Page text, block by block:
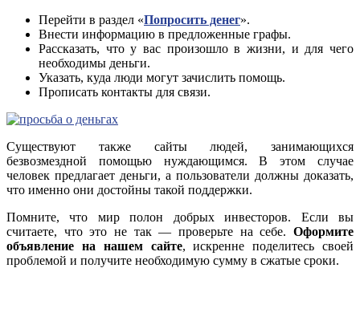
Перейти в раздел «Попросить денег».
Внести информацию в предложенные графы.
Рассказать, что у вас произошло в жизни, и для чего
необходимы деньги.
Указать, куда люди могут зачислить помощь.
Прописать контакты для связи.
Существуют также сайты людей, занимающихся
безвозмездной помощью нуждающимся. В этом случае
человек предлагает деньги, а пользователи должны доказать,
что именно они достойны такой поддержки.
Помните, что мир полон добрых инвесторов. Если вы
считаете, что это не так — проверьте на себе. Оформите
объявление на нашем сайте, искренне поделитесь своей
проблемой и получите необходимую сумму в сжатые сроки.